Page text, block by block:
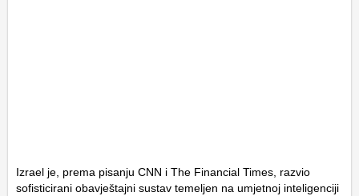
Izrael je, prema pisanju CNN i The Financial Times, razvio
sofisticirani obavještajni sustav temeljen na umjetnoj inteligenciji